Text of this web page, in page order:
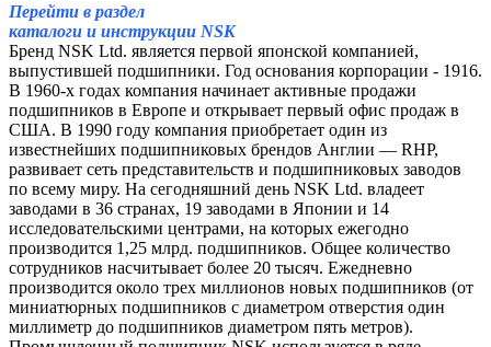
Перейти в раздел
каталоги и инструкции NSK
Бренд NSK Ltd. является первой японской компанией,
выпустившей подшипники. Год основания корпорации - 1916.
В 1960-х годах компания начинает активные продажи
подшипников в Европе и открывает первый офис продаж в
США. В 1990 году компания приобретает один из
известнейших подшипниковых брендов Англии — RHP,
развивает сеть представительств и подшипниковых заводов
по всему миру. На сегодняшний день NSK Ltd. владеет
заводами в 36 странах, 19 заводами в Японии и 14
исследовательскими центрами, на которых ежегодно
производится 1,25 млрд. подшипников. Общее количество
сотрудников насчитывает более 20 тысяч. Ежедневно
производится около трех миллионов новых подшипников (от
миниатюрных подшипников с диаметром отверстия один
миллиметр до подшипников диаметром пять метров).